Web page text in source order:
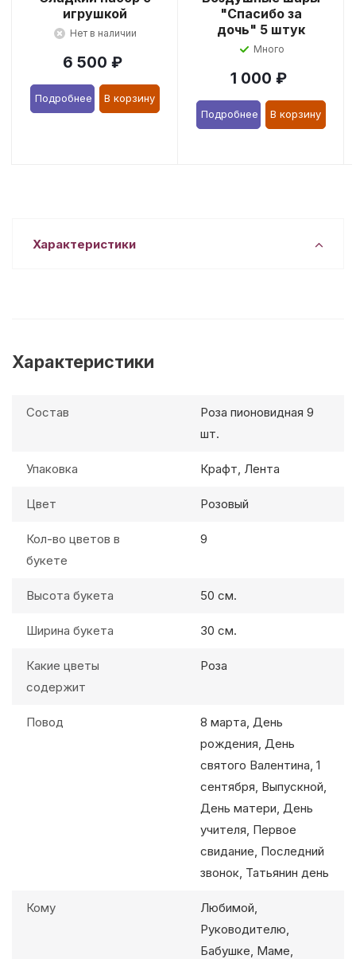
игрушкой
Нет в наличии
6 500 ₽
Подробнее В корзину
"Спасибо за
дочь" 5 штук
Много
1 000 ₽
Подробнее В корзину
Характеристики
Характеристики
Состав
Роза пионовидная 9
шт.
Упаковка Крафт, Лента
Цвет Розовый
Кол-во цветов в
букете
9
Высота букета 50 см.
Ширина букета 30 см.
Какие цветы
содержит
Роза
Повод
8 марта, День
рождения, День
святого Валентина, 1
сентября, Выпускной,
День матери, День
учителя, Первое
свидание, Последний
звонок, Татьянин день
Кому
Любимой,
Руководителю,
Бабушке, Маме,